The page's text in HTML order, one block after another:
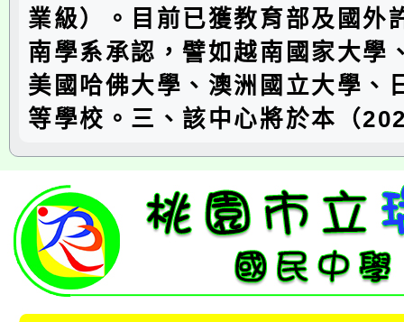
業級）。目前已獲教育部及國外
南學系承認，譬如越南國家大學
美國哈佛大學、澳洲國立大學、
等學校。三、該中心將於本（